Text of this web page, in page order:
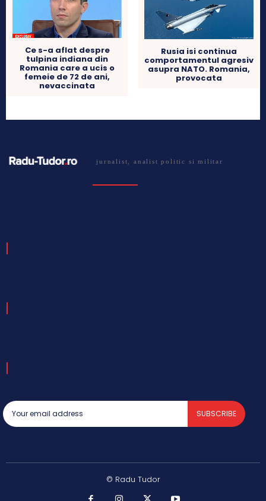
Ce s-a aflat despre
tulpina indiana din
Romania care a ucis o
femeie de 72 de ani,
nevaccinata
Rusia isi continua
comportamentul agresiv
asupra NATO. Romania,
provocata
jurnalist, analist politic si militar
SUBSCRIBE
© Radu Tudor